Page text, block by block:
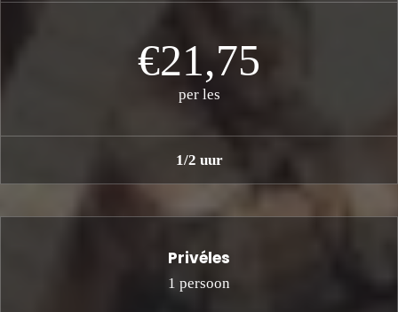
€21,75
per les
1/2 uur
Privéles
1 persoon